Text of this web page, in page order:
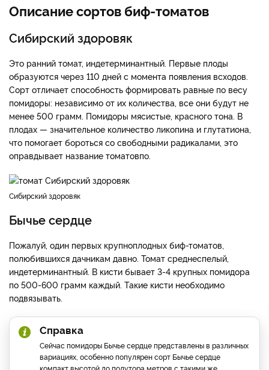
Описание сортов биф-томатов
Сибирский здоровяк
Это ранний томат, индетерминантный. Первые плоды
образуются через 110 дней с момента появления всходов.
Сорт отличает способность формировать равные по весу
помидоры: независимо от их количества, все они будут не
менее 500 грамм. Помидоры мясистые, красного тона. В
плодах — значительное количество ликопина и глутатиона,
что помогает бороться со свободными радикалами, это
оправдывает название томатовпо.
Сибирский здоровяк
Бычье сердце
Пожалуй, один первых крупноплодных биф-томатов,
полюбившихся дачникам давно. Томат среднеспелый,
индетерминантный. В кисти бывает 3-4 крупных помидора
по 500-600 грамм каждый. Такие кисти необходимо
подвязывать.
Справка
Сейчас помидоры Бычье сердце представлены в различных
вариациях, особенно популярен сорт Бычье сердце
компакт высотой до полутора метров с такими же